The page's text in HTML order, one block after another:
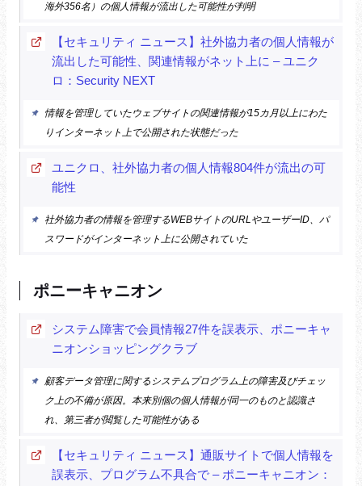
海外356名）の個人情報が流出した可能性が判明
【セキュリティ ニュース】社外協力者の個人情報が
流出した可能性、関連情報がネット上に – ユニク
ロ：Security NEXT
情報を管理していたウェブサイトの関連情報が15カ月以上にわた
りインターネット上で公開された状態だった
ユニクロ、社外協力者の個人情報804件が流出の可
能性
社外協力者の情報を管理するWEBサイトのURLやユーザーID、パ
スワードがインターネット上に公開されていた
ポニーキャニオン
システム障害で会員情報27件を誤表示、ポニーキャ
ニオンショッピングクラブ
顧客データ管理に関するシステムプログラム上の障害及びチェッ
ク上の不備が原因。本来別個の個人情報が同一のものと認識さ
れ、第三者が閲覧した可能性がある
【セキュリティ ニュース】通販サイトで個人情報を
誤表示、プログラム不具合で – ポニーキャニオン：